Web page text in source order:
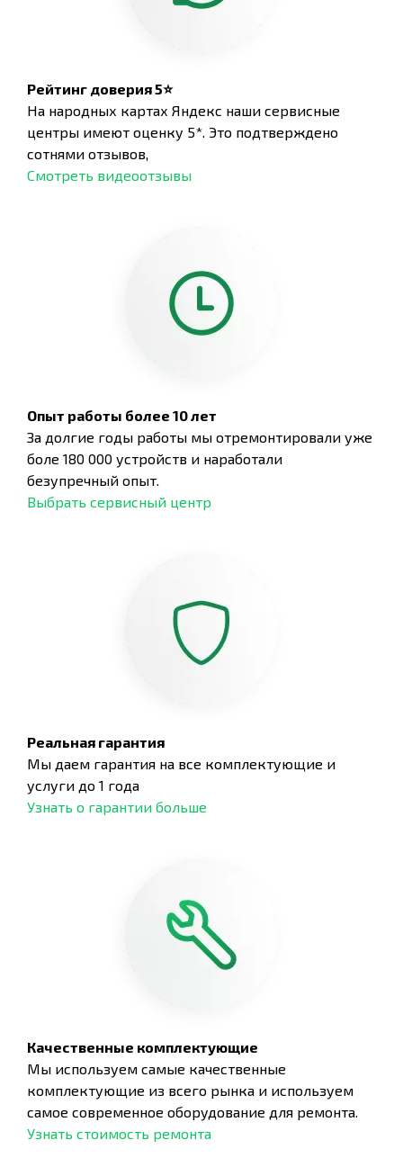
Рейтинг доверия 5⭐
На народных картах Яндекс наши сервисные
центры имеют оценку 5*. Это подтверждено
сотнями отзывов,
Смотреть видеоотзывы
Опыт работы более 10 лет
За долгие годы работы мы отремонтировали уже
боле 180 000 устройств и наработали
безупречный опыт.
Выбрать сервисный центр
Реальная гарантия
Мы даем гарантия на все комплектующие и
услуги до 1 года
Узнать о гарантии больше
Качественные комплектующие
Мы используем самые качественные
комплектующие из всего рынка и используем
самое современное оборудование для ремонта.
Узнать стоимость ремонта